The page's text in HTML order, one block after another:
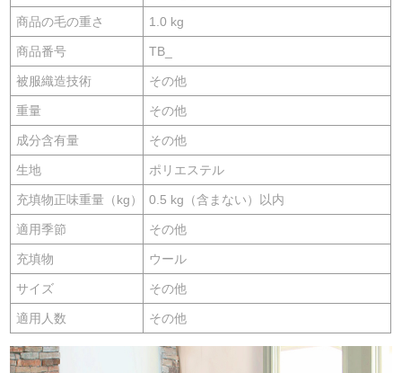
商品の毛の重さ 1.0 kg
商品番号 TB_
被服織造技術 その他
重量 その他
成分含有量 その他
生地 ポリエステル
充填物正味重量（kg） 0.5 kg（含まない）以内
適用季節 その他
充填物 ウール
サイズ その他
適用人数 その他